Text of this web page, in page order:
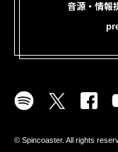
音源・情報
©︎ Spincoaster. All rights